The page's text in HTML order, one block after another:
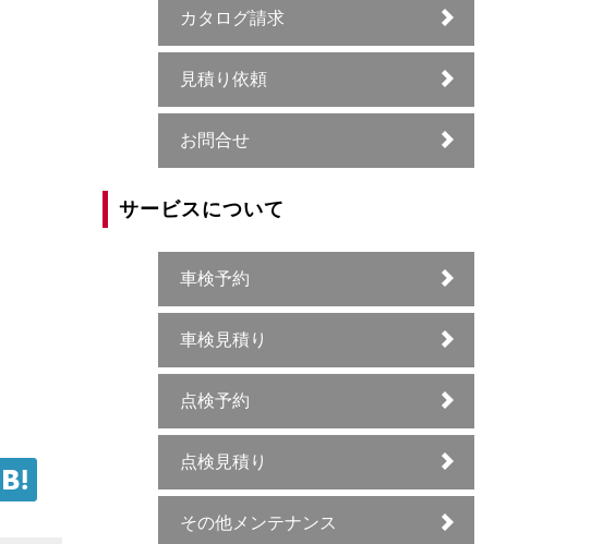
カタログ請求
見積り依頼
お問合せ
サービスについて
車検予約
車検見積り
点検予約
点検見積り
その他メンテナンス